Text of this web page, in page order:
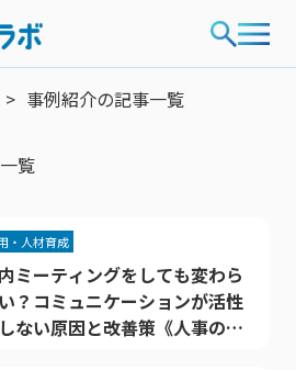
事例紹介の記事一覧
覧
ミーティングをしても変わら
？コミュニケーションが活性
ない原因と改善策《人事の外
・人材育成